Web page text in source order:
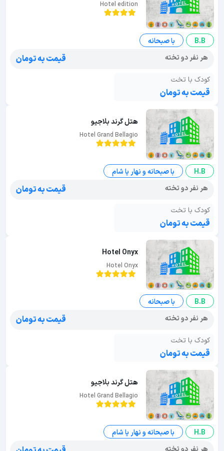
Hotel edition
B.B
با صبحانه
هر نفر دو تخته
قیمت به تومان
کودک با تخت
قیمت به تومان
هتل گرند بلاجیو
Hotel Grand Bellagio
H.B
با صبحانه و نهار یا شام
هر نفر دو تخته
قیمت به تومان
کودک با تخت
قیمت به تومان
Hotel Onyx
Hotel Onyx
B.B
با صبحانه
هر نفر دو تخته
قیمت به تومان
کودک با تخت
قیمت به تومان
هتل گرند بلاجیو
Hotel Grand Bellagio
H.B
با صبحانه و نهار یا شام